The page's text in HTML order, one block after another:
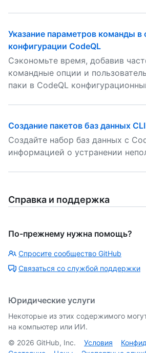
Указание параметров команды в
конфигурации CodeQL
Сэкономьте время, добавив
командные опции и
паки в CodeQL
Создание пакетов баз данных
Создайте набор баз данных с
информацией о устранении
Справка и поддержка
По-прежнему нужна помощь?
Спросите сообщество GitHub
Связаться со службой поддержки
Юридические услуги
Некоторые из этих содержимого
на компьютер или ИИ.
© 2026 GitHub, Inc. Условия